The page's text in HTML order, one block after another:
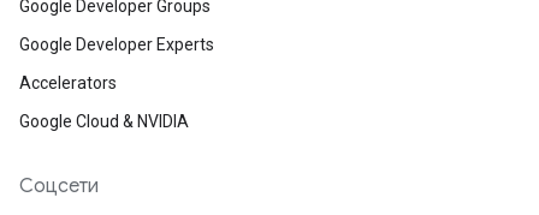
Google Developer Groups
Google Developer Experts
Accelerators
Google Cloud & NVIDIA
Соцсети